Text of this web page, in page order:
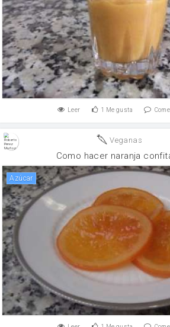
Leer 1 Me gusta
Veganas
Como hacer naranja
Azúcar